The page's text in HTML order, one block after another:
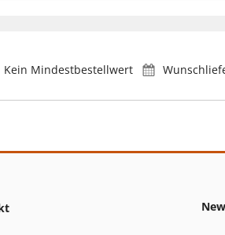
Kein Mindestbestellwert